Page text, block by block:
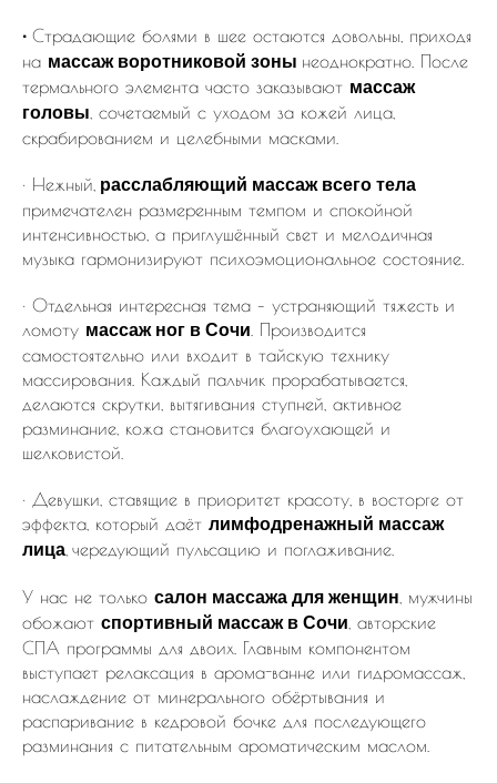
· Страдающие болями в шее остаются довольны, приходя
на массаж воротниковой зоны неоднократно. После
термального элемента часто заказывают массаж
головы , сочетаемый с уходом за кожей лица,
скрабированием и целебными масками.
· Нежный, расслабляющий массаж всего тела
примечателен размеренным темпом и спокойной
интенсивностью, а приглушённый свет и мелодичная
музыка гармонизируют психоэмоциональное состояние.
· Отдельная интересная тема – устраняющий тяжесть и
ломоту массаж ног в Сочи . Производится
самостоятельно или входит в тайскую технику
массирования. Каждый пальчик прорабатывается,
делаются скрутки, вытягивания ступней, активное
разминание, кожа становится благоухающей и
шелковистой.
· Девушки, ставящие в приоритет красоту, в восторге от
эффекта, который даёт лимфодренажный массаж
лица чередующий пульсацию и поглаживание.
У нас не только салон массажа для женщин , мужчины
обожают спортивный массаж в Сочи , авторские
СПА программы для двоих. Главным компонентом
выступает релаксация в арома-ванне или гидромассаж,
наслаждение от минерального обёртывания и
распаривание в кедровой бочке для последующего
разминания с питательным ароматическим маслом.